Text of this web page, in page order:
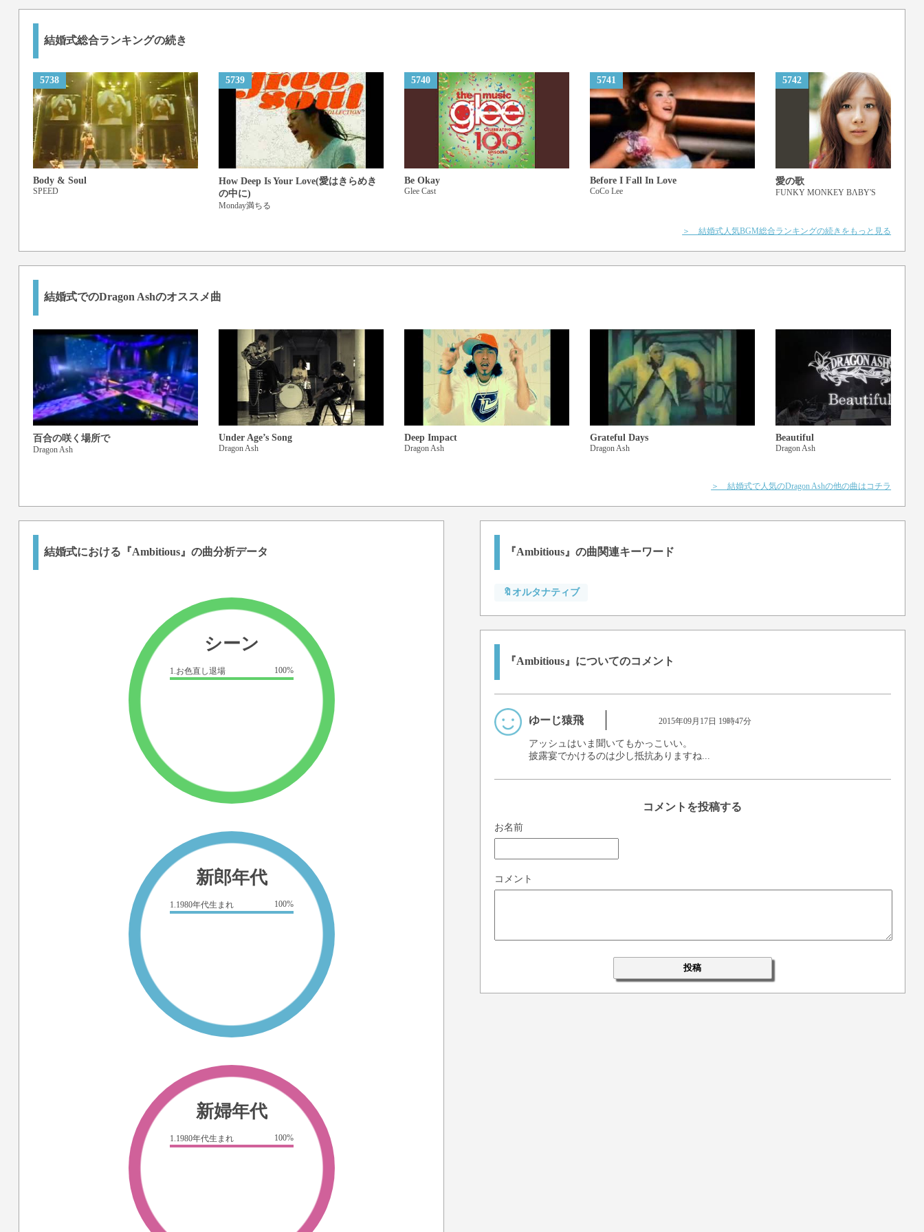
Now, don't give up the fight
ぬぐい去れ胸のほころびを 紡ぎ出せ無限の喜びを
痛んだその手 軋んだその足で 描いた今を握り締め走れ
So ambitious…
何も見えずにじんでいた両目 見つめる先は鮮明な光景
Ambitious! So ambitious!
Now, don't give up the fight
So ambitious
Ambitious! So ambitious!
結婚式総合ランキングの続き
5738
Body & Soul
SPEED
5739
How Deep Is Your Love(愛はきらめき
の中に)
Monday満ちる
5740
Be Okay
Glee Cast
5741
Before I Fall In Love
CoCo Lee
5742
愛の歌
FUNKY MONKEY BΛBY'S
＞ 結婚式人気BGM総合ランキングの続きをもっと見る
結婚式でのDragon Ashのオススメ曲
百合の咲く場所で
Dragon Ash
Under Age’s Song
Dragon Ash
Deep Impact
Dragon Ash
Grateful Days
Dragon Ash
Beautiful
Dragon Ash
＞ 結婚式で人気のDragon Ashの他の曲はコチラ
結婚式における『Ambitious』の曲分析データ
シーン
1.お色直し退場 100%
新郎年代
1.1980年代生まれ 100%
新婦年代
1.1980年代生まれ 100%
『Ambitious』の曲関連キーワード
🔖オルタナティブ
『Ambitious』についてのコメント
ゆーじ猿飛 2015年09月17日 19時47分
アッシュはいま聞いてもかっこいい。
披露宴でかけるのは少し抵抗ありますね...
コメントを投稿する
お名前
コメント